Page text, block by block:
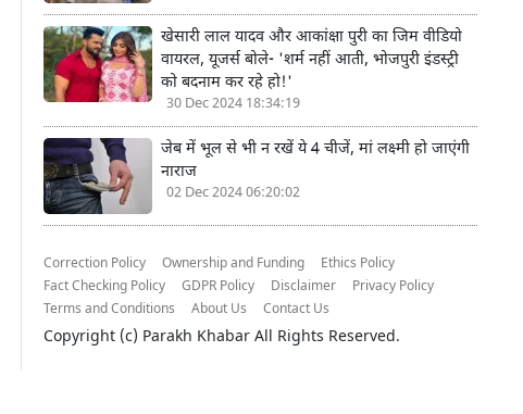
खेसारी लाल यादव और आकांक्षा पुरी का जिम वीडियो
वायरल, यूजर्स बोले- 'शर्म नहीं आती, भोजपुरी इंडस्ट्री
को बदनाम कर रहे हो!'
30 Dec 2024 18:34:19
जेब में भूल से भी न रखें ये 4 चीजें, मां लक्ष्मी हो जाएंगी
नाराज
02 Dec 2024 06:20:02
Correction Policy Ownership and Funding
Ethics Policy
Fact Checking Policy
GDPR Policy Disclaimer
Privacy Policy
Terms and Conditions
About Us Contact Us
Copyright (c) Parakh Khabar All Rights Reserved.